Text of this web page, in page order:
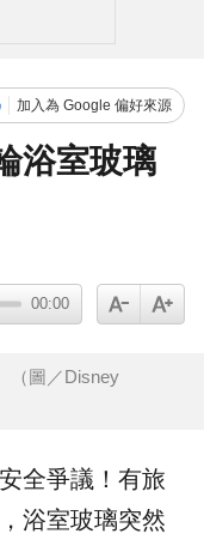
加入為 Google 偏好來源
浴室玻璃
00:00
（圖／Disney
安全爭議！有旅
浴室玻璃突然